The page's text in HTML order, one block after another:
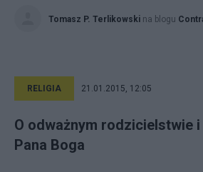
Tomasz P. Terlikowski na blogu
RELIGIA 21.01.2015, 12:05
O odważnym rodzicielstwie
Pana Boga